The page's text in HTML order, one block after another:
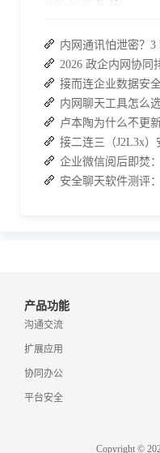
企业微信阅后即焚
产品功能
沟通交流
扩展应用
协同办公
平台安全
Copyright ©